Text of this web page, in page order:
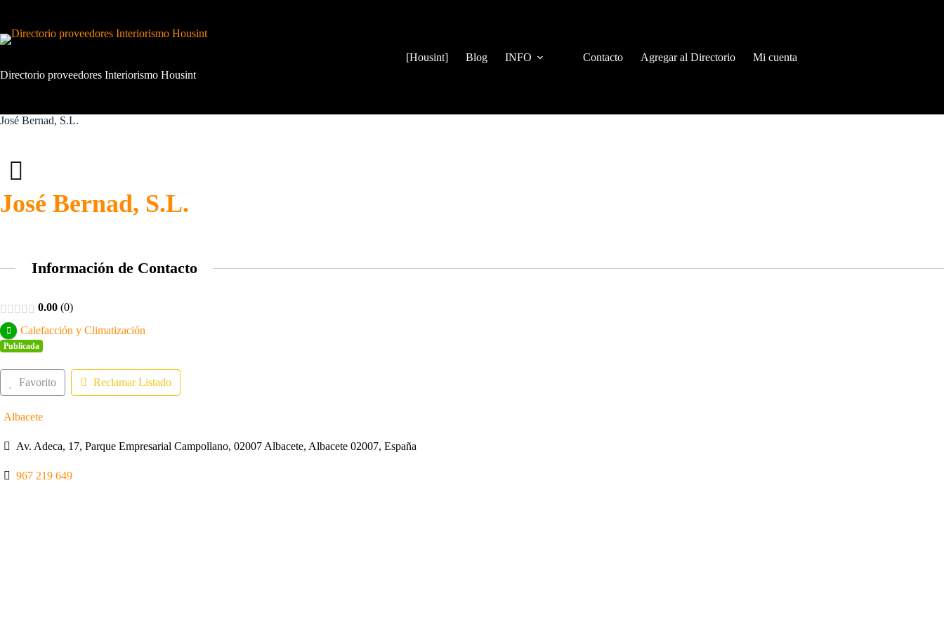
contenido
Directorio proveedores Interiorismo Housint
[Housint] Blog INFO Contacto Agregar al Directorio Mi cuenta
José Bernad, S.L.
José Bernad, S.L.
Información de Contacto
0.00 0
Calefacción y Climatización
Publicada
Favorito Reclamar Listado
Albacete
Av. Adeca, 17, Parque Empresarial Campollano, 02007 Albacete, Albacete 02007, España
967 219 649